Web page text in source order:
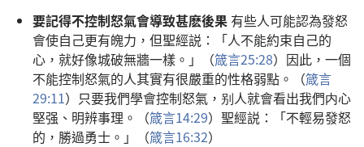
要記得不控制怒氣會導致甚麽後果 有些人可能認為發怒
會使自己更有魄力，但聖經説：「人不能約束自己的
心，就好像城破無牆一樣。」（箴言25:28）因此，一個
不能控制怒氣的人其實有很嚴重的性格弱點。（箴言
29:11）只要我們學會控制怒氣，别人就會看出我們内心
堅强、明辨事理。（箴言14:29）聖經説：「不輕易發怒
的，勝過勇士。」（箴言16:32）